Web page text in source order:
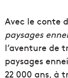
Avec le conte
paysages
l’aventure de
paysages
22 000 ans, à